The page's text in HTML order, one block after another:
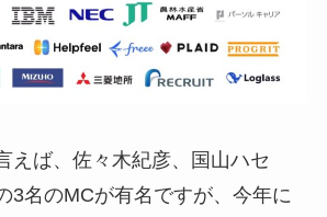
えば、佐々木紀彦、国山ハセ
3名のMCが有名ですが、今年に